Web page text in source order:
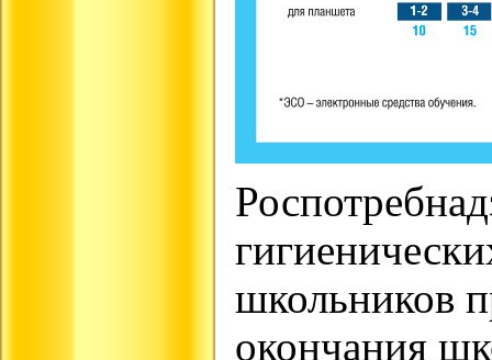
школьников
окончания